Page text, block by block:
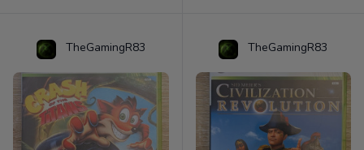
TheGamingR83 TheGamingR83